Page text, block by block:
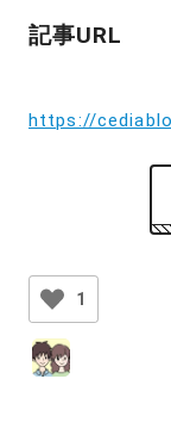
記事URL
https://
1